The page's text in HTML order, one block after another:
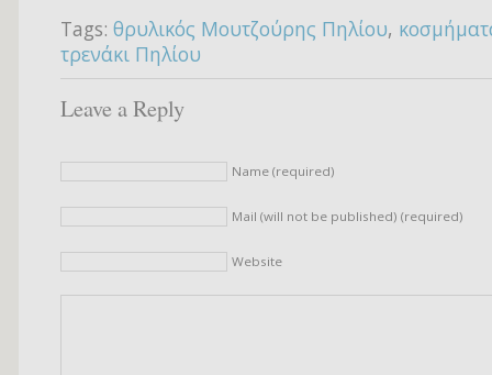
Tags: θρυλικός Μουτζούρης Πηλίου,
τρενάκι Πηλίου
Leave a Reply
Name (required)
Mail (will not be published) (required)
Website